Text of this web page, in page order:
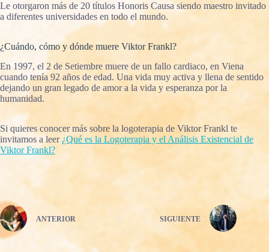
Le otorgaron más de 20 títulos Honoris Causa siendo maestro invitado
a diferentes universidades en todo el mundo.
¿Cuándo, cómo y dónde muere Viktor Frankl?
En 1997, el 2 de Setiembre muere de un fallo cardiaco, en Viena
cuando tenía 92 años de edad. Una vida muy activa y llena de sentido
dejando un gran legado de amor a la vida y esperanza por la
humanidad.
Si quieres conocer más sobre la logoterapia de Viktor Frankl te
invitamos a leer ¿Qué es la Logoterapia y el Análisis Existencial de
Viktor Frankl?
ANTERIOR SIGUIENTE